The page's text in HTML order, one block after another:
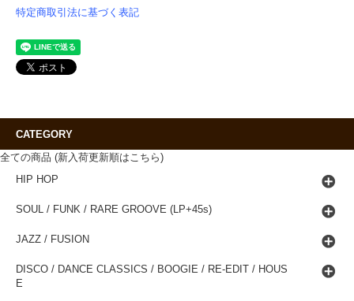
特定商取引法に基づく表記
CATEGORY
全ての商品 (新入荷更新順はこちら)
HIP HOP
SOUL / FUNK / RARE GROOVE (LP+45s)
JAZZ / FUSION
DISCO / DANCE CLASSICS / BOOGIE / RE-EDIT / HOUS
E